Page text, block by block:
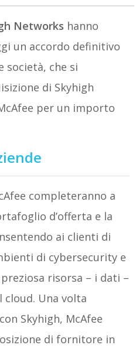
Networks hanno
un accordo definitivo
società, che si
di Skyhigh
per un importo
completeranno a
d’offerta e la
ai clienti di
di cybersecurity e
risorsa – i dati –
cloud. Una volta
Skyhigh, McAfee
di fornitore in